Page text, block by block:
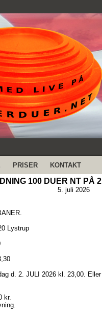
PRISER KONTAKT
100 DUER NT PÅ
5. juli 2026
Lystrup
d. 2. JULI 2026 kl. 23,00.
kr.